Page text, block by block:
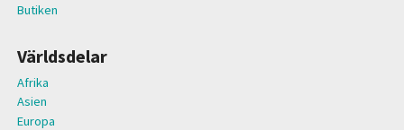
Butiken
Världsdelar
Afrika
Asien
Europa